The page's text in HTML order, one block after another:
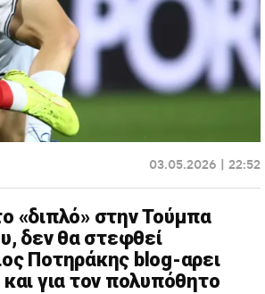
03.05.2026 | 22:52
«διπλό» στην Τούμπα
δεν θα στεφθεί
Ποτηράκης blog-αρει
για τον πολυπόθητο